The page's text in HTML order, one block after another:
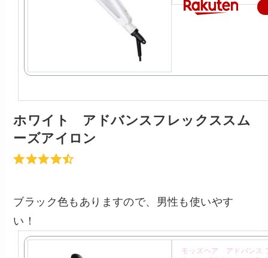
ホワイト アドバンスフレックススム
ーズアイロン
ブラック色もありますので、男性も使いやす
い！
モッズヘア アドバンス